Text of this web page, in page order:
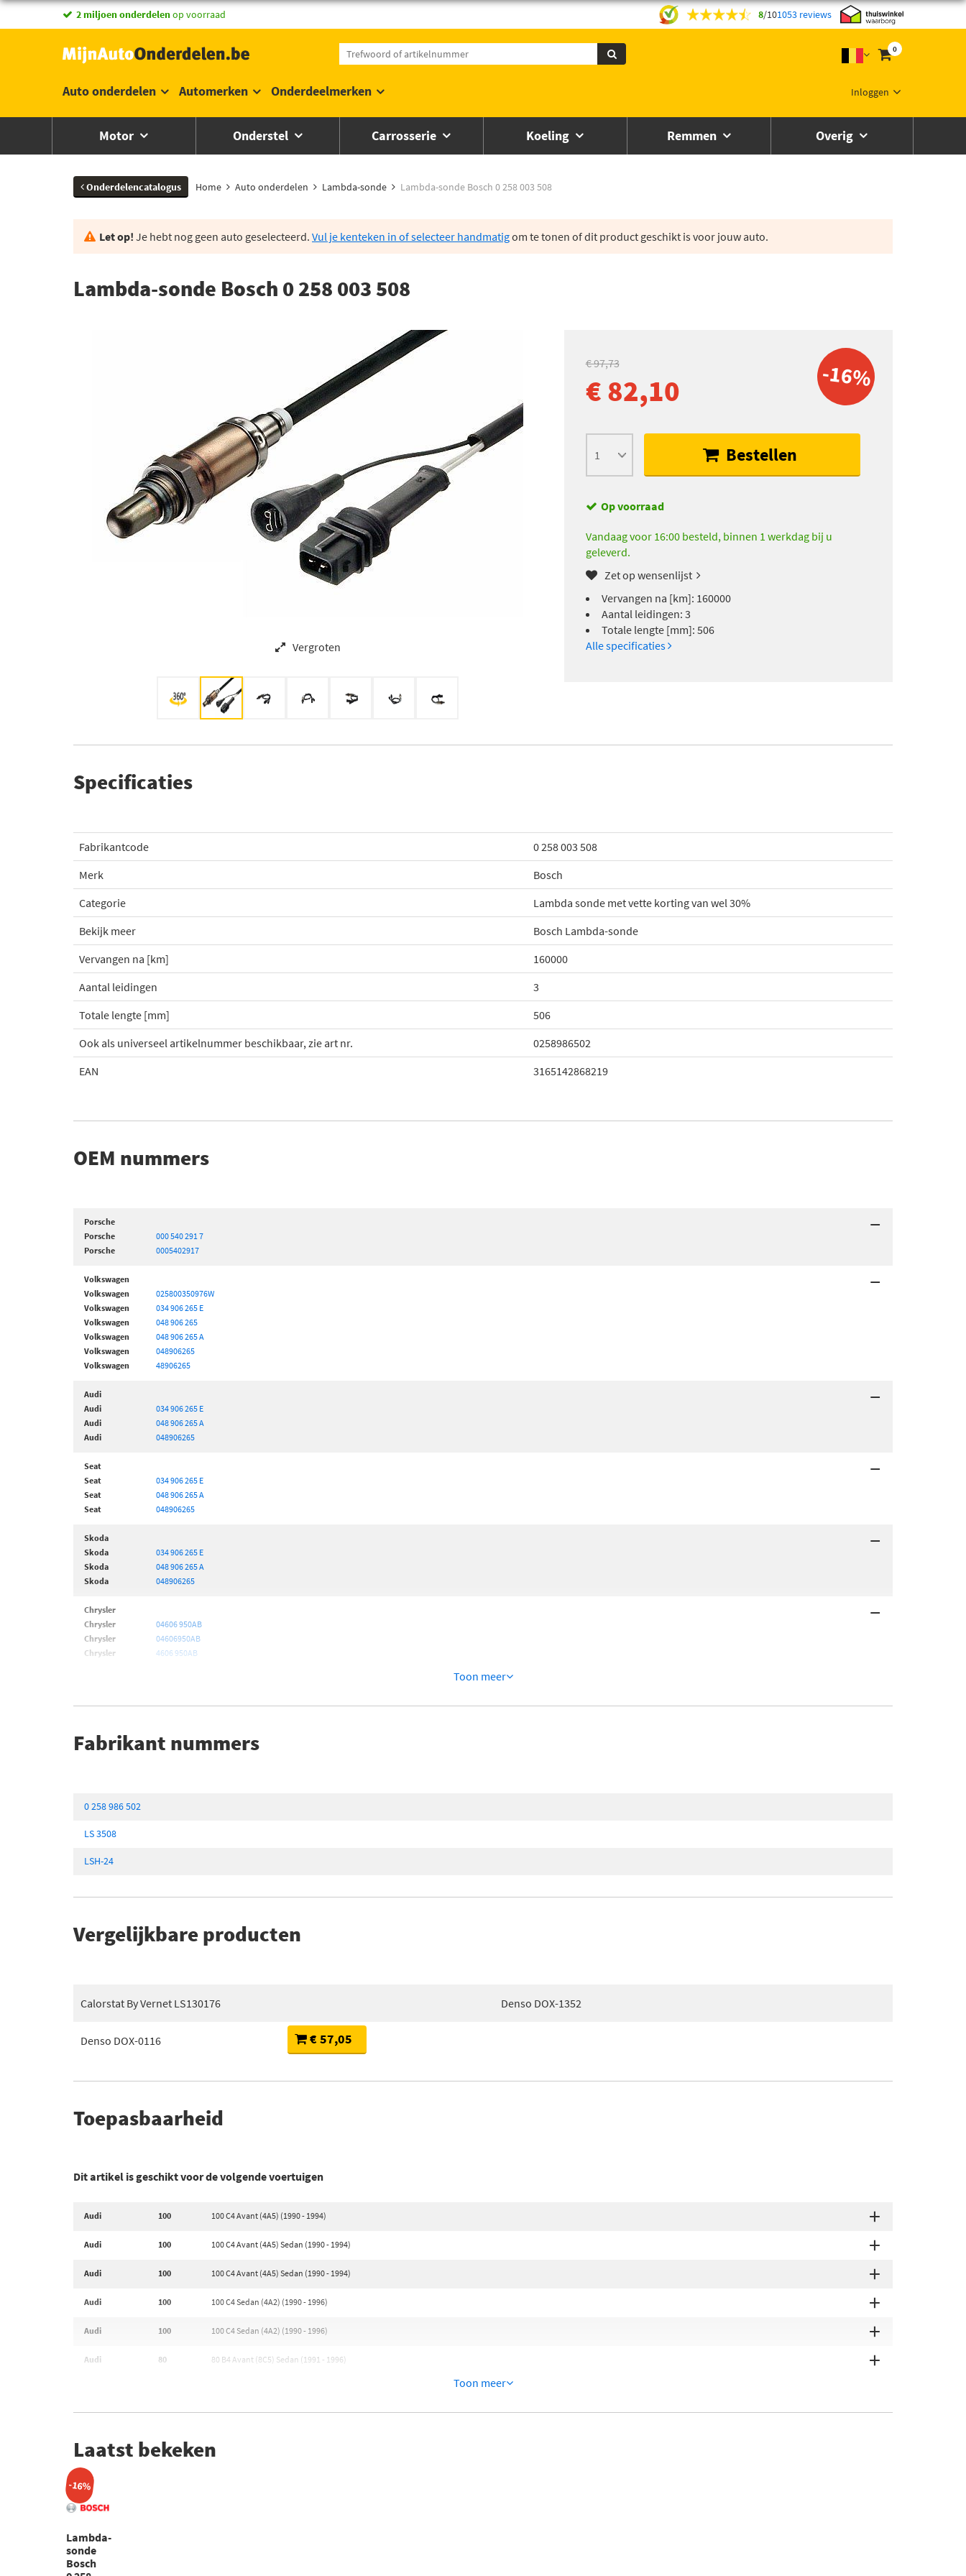
2 miljoen onderdelenop voorraad 8/101053 reviews
0
Inloggen
Auto onderdelen Automerken Onderdeelmerken
Motor Onderstel Carrosserie Koeling Remmen Overig
Onderdelencatalogus Home Auto onderdelen Lambda-sonde Lambda-sonde Bosch 0 258 003 508
Let op! Je hebt nog geen auto geselecteerd. Vul je kenteken in of selecteer handmatigom te tonen of dit product geschikt is voor jouw auto.
Lambda-sonde Bosch 0 258 003 508
Vergroten
-16%
€ 97,73
€ 82,10
Bestellen
Op voorraad
Vandaag voor 16:00 besteld, binnen 1 werkdag bij u
geleverd.
Zet op wensenlijst
Vervangen na [km]: 160000
Aantal leidingen: 3
Totale lengte [mm]: 506
Alle specificaties
Specificaties
Fabrikantcode
0 258 003 508
Merk
Bosch
Categorie
Lambda sonde met vette korting van wel 30%
Bekijk meer
Bosch Lambda-sonde
Vervangen na [km]
160000
Aantal leidingen
3
Totale lengte [mm]
506
Ook als universeel artikelnummer beschikbaar, zie art nr.
0258986502
EAN
3165142868219
OEM nummers
Porsche
Porsche
000 540 291 7
Porsche
0005402917
Volkswagen
Volkswagen
025800350976W
Volkswagen
034 906 265 E
Volkswagen
048 906 265
Volkswagen
048 906 265 A
Volkswagen
048906265
Volkswagen
48906265
Audi
Audi
034 906 265 E
Audi
048 906 265 A
Audi
048906265
Seat
Seat
034 906 265 E
Seat
048 906 265 A
Seat
048906265
Skoda
Skoda
034 906 265 E
Skoda
048 906 265 A
Skoda
048906265
Chrysler
Chrysler
04606 950AB
Chrysler
04606950AB
Chrysler
4606 950AB
Toon meer
Fabrikant nummers
0 258 986 502
LS 3508
LSH-24
Vergelijkbare producten
Calorstat By Vernet LS130176
Denso DOX-0116 € 57,05
Denso DOX-1352
Toepasbaarheid
Dit artikel is geschikt voor de volgende voertuigen
Audi 100 100 C4 Avant (4A5) (1990 - 1994)
Audi 100 100 C4 Avant (4A5) Sedan (1990 - 1994)
Audi 100 100 C4 Avant (4A5) Sedan (1990 - 1994)
Audi 100 100 C4 Sedan (4A2) (1990 - 1996)
Audi 100 100 C4 Sedan (4A2) (1990 - 1996)
Audi 80 80 B4 Avant (8C5) Sedan (1991 - 1996)
Toon meer
Laatst bekeken
-16%
Lambda-
sonde
Bosch